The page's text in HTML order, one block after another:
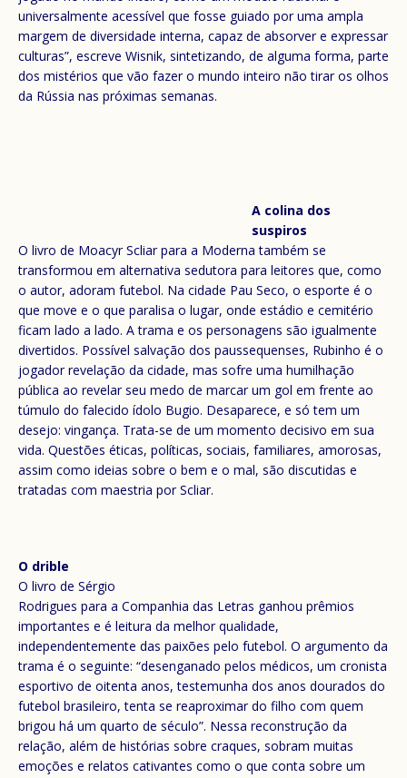
universalmente acessível que fosse guiado por uma ampla
margem de diversidade interna, capaz de absorver e expressar
culturas”, escreve Wisnik, sintetizando, de alguma forma, parte
dos mistérios que vão fazer o mundo inteiro não tirar os olhos
da Rússia nas próximas semanas.
A colina dos
suspiros
O livro de Moacyr Scliar para a Moderna também se
transformou em alternativa sedutora para leitores que, como
o autor, adoram futebol. Na cidade Pau Seco, o esporte é o
que move e o que paralisa o lugar, onde estádio e cemitério
ficam lado a lado. A trama e os personagens são igualmente
divertidos. Possível salvação dos paussequenses, Rubinho é o
jogador revelação da cidade, mas sofre uma humilhação
pública ao revelar seu medo de marcar um gol em frente ao
túmulo do falecido ídolo Bugio. Desaparece, e só tem um
desejo: vingança. Trata-se de um momento decisivo em sua
vida. Questões éticas, políticas, sociais, familiares, amorosas,
assim como ideias sobre o bem e o mal, são discutidas e
tratadas com maestria por Scliar.
O drible
O livro de Sérgio
Rodrigues para a Companhia das Letras ganhou prêmios
importantes e é leitura da melhor qualidade,
independentemente das paixões pelo futebol. O argumento da
trama é o seguinte: “desenganado pelos médicos, um cronista
esportivo de oitenta anos, testemunha dos anos dourados do
futebol brasileiro, tenta se reaproximar do filho com quem
brigou há um quarto de século”. Nessa reconstrução da
relação, além de histórias sobre craques, sobram muitas
emoções e relatos cativantes como o que conta sobre um